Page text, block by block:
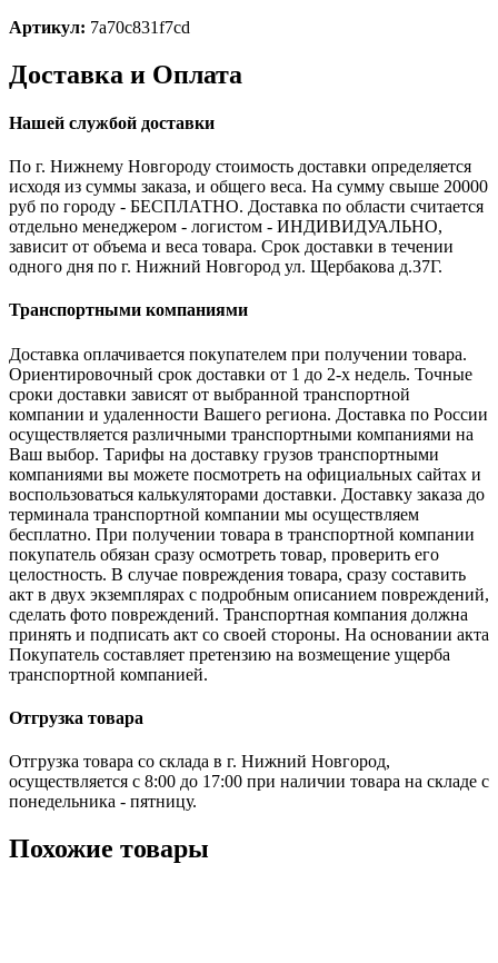
Артикул: 7a70c831f7cd
Доставка и Оплата
Нашей службой доставки
По г. Нижнему Новгороду стоимость доставки определяется
исходя из суммы заказа, и общего веса. На сумму свыше 20000
руб по городу - БЕСПЛАТНО. Доставка по области считается
отдельно менеджером - логистом - ИНДИВИДУАЛЬНО,
зависит от объема и веса товара. Срок доставки в течении
одного дня по г. Нижний Новгород ул. Щербакова д.37Г.
Транспортными компаниями
Доставка оплачивается покупателем при получении товара.
Ориентировочный срок доставки от 1 до 2-х недель. Точные
сроки доставки зависят от выбранной транспортной
компании и удаленности Вашего региона. Доставка по России
осуществляется различными транспортными компаниями на
Ваш выбор. Тарифы на доставку грузов транспортными
компаниями вы можете посмотреть на официальных сайтах и
воспользоваться калькуляторами доставки. Доставку заказа до
терминала транспортной компании мы осуществляем
бесплатно. При получении товара в транспортной компании
покупатель обязан сразу осмотреть товар, проверить его
целостность. В случае повреждения товара, сразу составить
акт в двух экземплярах с подробным описанием повреждений,
сделать фото повреждений. Транспортная компания должна
принять и подписать акт со своей стороны. На основании акта
Покупатель составляет претензию на возмещение ущерба
транспортной компанией.
Отгрузка товара
Отгрузка товара со склада в г. Нижний Новгород,
осуществляется с 8:00 до 17:00 при наличии товара на складе с
понедельника - пятницу.
Похожие товары